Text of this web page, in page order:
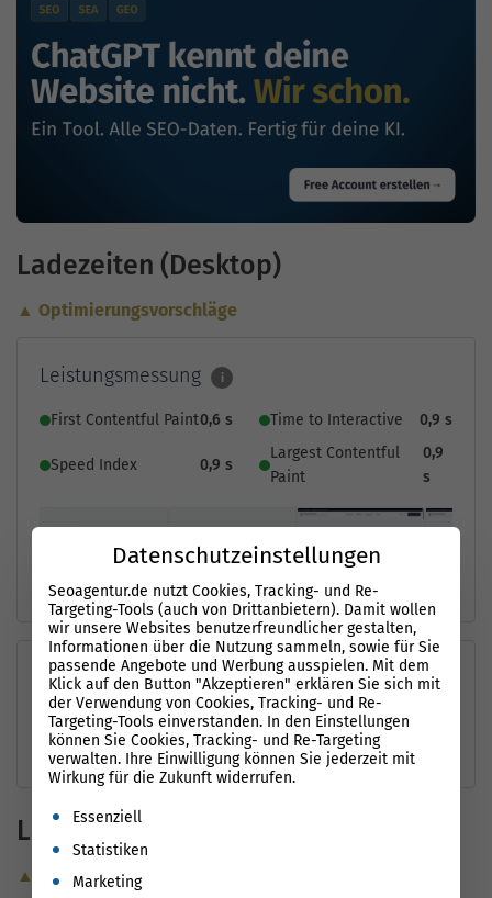
Ladezeiten (Desktop)
▲ Optimierungsvorschläge
Leistungsmessung i
First Contentful Paint0,6 s Time to Interactive 0,9 s
Speed Index 0,9 s
Largest Contentful
Paint
0,9
s
Performance-Möglichkeiten i
Reduziere nicht verwendetes JavaScript
Ladezeiten (Mobile)
▲ Optimierungsvorschläge
Datenschutzeinstellungen
Seoagentur.de nutzt Cookies, Tracking- und Re-
Targeting-Tools (auch von Drittanbietern). Damit wollen
wir unsere Websites benutzerfreundlicher gestalten,
Informationen über die Nutzung sammeln, sowie für Sie
passende Angebote und Werbung ausspielen. Mit dem
Klick auf den Button "Akzeptieren" erklären Sie sich mit
der Verwendung von Cookies, Tracking- und Re-
Targeting-Tools einverstanden. In den Einstellungen
können Sie Cookies, Tracking- und Re-Targeting
verwalten. Ihre Einwilligung können Sie jederzeit mit
Wirkung für die Zukunft widerrufen.
Es folgt eine Liste der Service-Gruppen, für die eine
Essenziell
Statistiken
Marketing